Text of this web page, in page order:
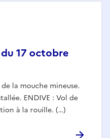
du 17 octobre
la mouche mineuse.
ENDIVE : Vol de
à la rouille. (…)